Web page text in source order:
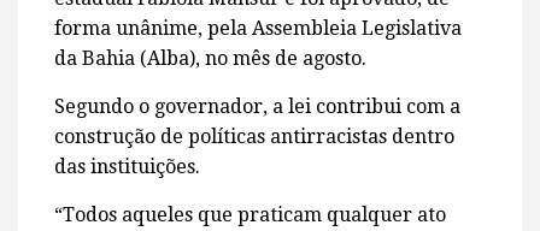
forma unânime, pela Assembleia Legislativa
da Bahia (Alba), no mês de agosto.
Segundo o governador, a lei contribui com a
construção de políticas antirracistas dentro
das instituições.
“Todos aqueles que praticam qualquer ato